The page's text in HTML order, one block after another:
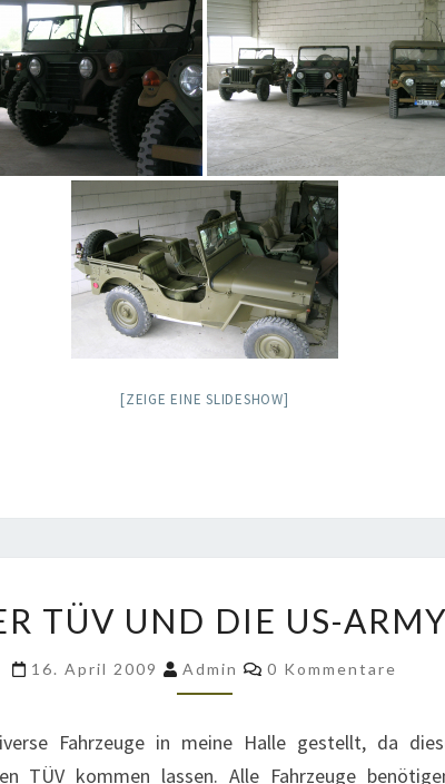
[ZEIGE EINE SLIDESHOW]
TÜV
UND
DIE
TÜV UND DIE US-ARMY
16. April 2009 Admin Kommentare
0 Kommentare
Fahrzeuge in meine Halle gestellt, da
TÜV kommen lassen. Alle Fahrzeuge